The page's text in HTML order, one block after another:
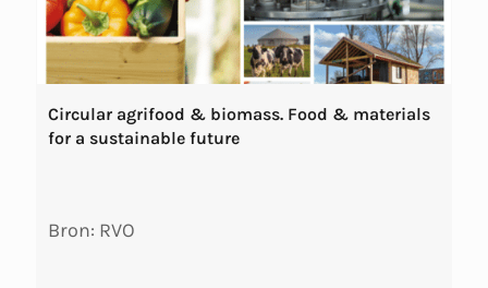
Circular agrifood & biomass. Food & materials
for a sustainable future
Bron: RVO